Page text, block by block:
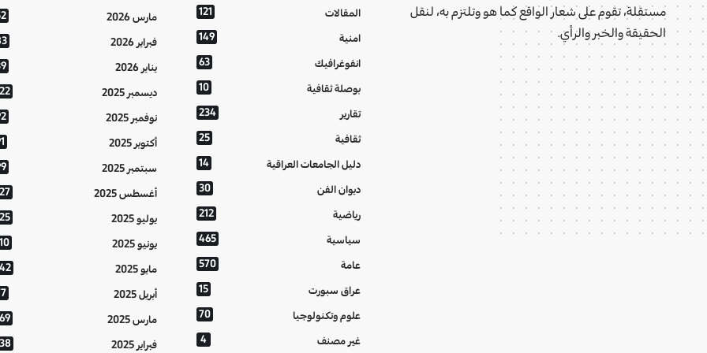
مستقلة، تقوم على شعار الواقع كما هو وتلتزم به، لنقل
الحقيقة والخبر والرأي.
المقالات 121
امنية 149
انفوغرافيك 63
بوصلة ثقافية 10
تقارير 234
ثقافية 25
دليل الجامعات العراقية 14
ديوان الفن 30
رياضية 212
سياسية 465
عامة 570
عراق سبورت 15
علوم وتكنولوجيا 70
غير مصنف 4
مارس 2026
فبراير 2026
يناير 2026
ديسمبر 2025
نوفمبر 2025
أكتوبر 2025
سبتمبر 2025
أغسطس 2025
يوليو 2025
يونيو 2025
مايو 2025
أبريل 2025
مارس 2025
فبراير 2025